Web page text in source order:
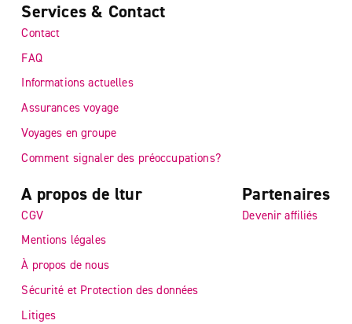
Services & Contact
Contact
FAQ
Informations actuelles
Assurances voyage
Voyages en groupe
Comment signaler des préoccupations?
A propos de ltur
CGV
Mentions légales
À propos de nous
Sécurité et Protection des données
Litiges
Partenaires
Devenir affiliés